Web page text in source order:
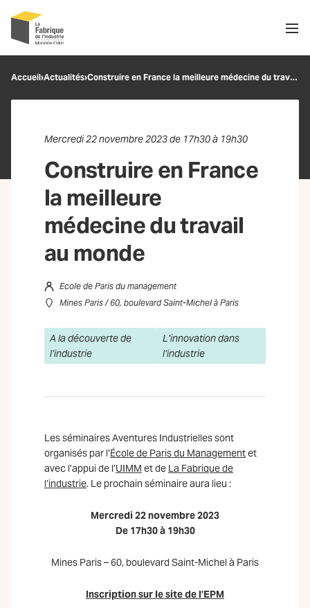
Recherche
Accueil›Actualités› Construire en France la meilleure médecine du travail au monde
Mercredi 22 novembre 2023 de 17h30 à 19h30
Construire en France
la meilleure
médecine du travail
au monde
Ecole de Paris du management
Mines Paris / 60, boulevard Saint-Michel à Paris
A la découverte de
l’industrie
L’innovation dans
l’industrie
Les séminaires Aventures Industrielles sont
organisés par l’École de Paris du Managementet
avec l’appui de l’UIMM et de La Fabrique de
l’industrie. Le prochain séminaire aura lieu :
Mercredi 22 novembre 2023
De 17h30 à 19h30
Mines Paris – 60, boulevard Saint-Michel à Paris
Inscription sur lesite de l’EPM